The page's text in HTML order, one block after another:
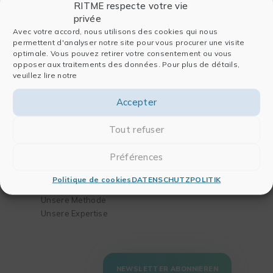
RITME respecte votre vie
privée
Avec votre accord, nous utilisons des cookies qui nous
permettent d'analyser notre site pour vous procurer une visite
optimale. Vous pouvez retirer votre consentement ou vous
opposer aux traitements des données. Pour plus de détails,
veuillez lire notre
Accepter
Tout refuser
Préférences
Politique de cookies DATENSCHUTZPOLITIK
Wer sind wir
Seite Geschichte
Unser Team
Partner
Für die Datenanalyse
Für die Publikation
Für Chemie und
Tätigkeitsbereiche
Unsere Methode
Unsere Expertise
Training
Unser Katalog
NEWSLETTER ABONNIEREN